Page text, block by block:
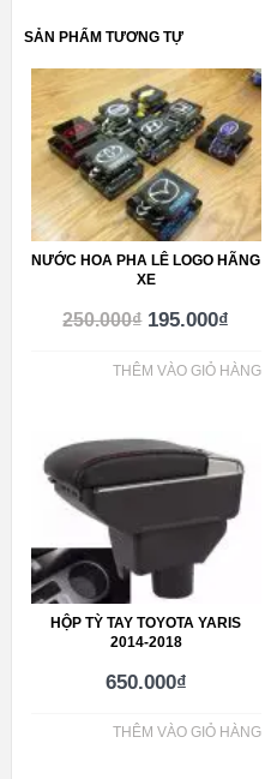
SẢN PHẨM TƯƠNG TỰ
NƯỚC HOA PHA LÊ LOGO HÃNG
XE
250.000₫ 195.000₫
THÊM VÀO GIỎ HÀNG
HỘP TỲ TAY TOYOTA YARIS
2014-2018
650.000₫
THÊM VÀO GIỎ HÀNG